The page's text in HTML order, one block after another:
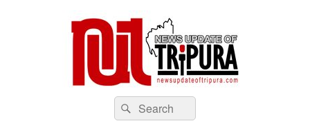
newsupdateoftripura.com
The one & only exceptional Bengali Version online news & infotainment portal
in Tripura.
Search
for:
Search